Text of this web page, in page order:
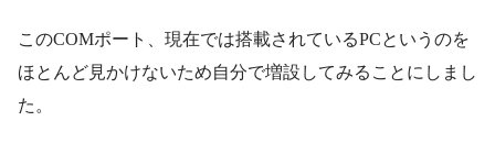
このCOMポート、現在では搭載されているPCというのを
ほとんど見かけないため自分で増設してみることにしまし
た。